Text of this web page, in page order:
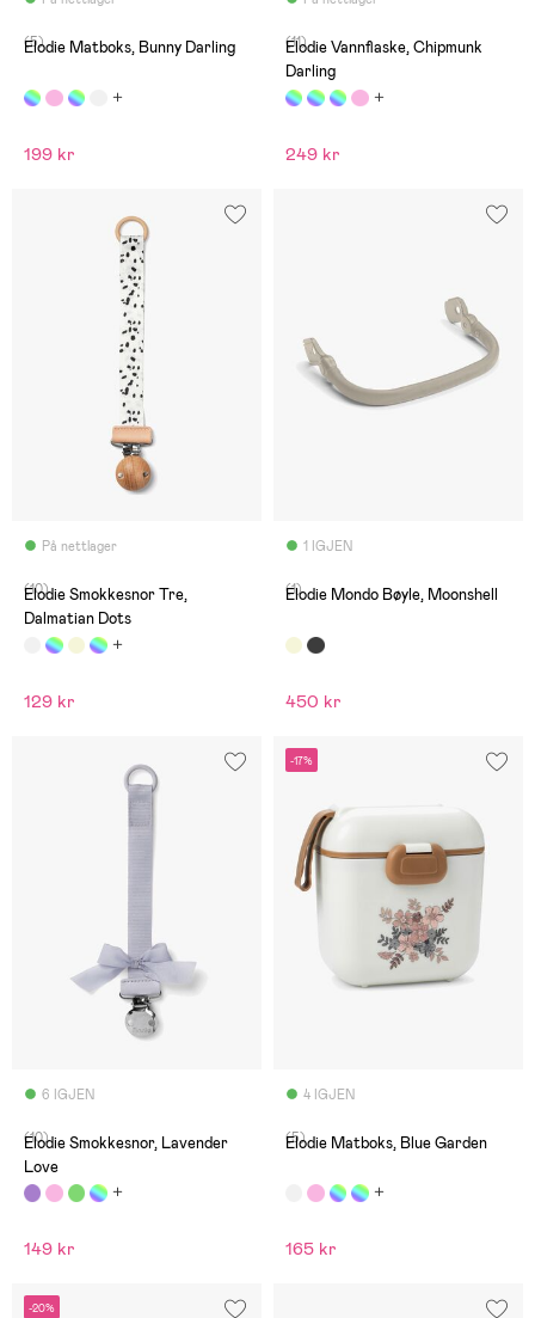
(5)
Elodie Matboks, Bunny Darling
199 kr
(11)
Elodie Vannflaske, Chipmunk
Darling
249 kr
På nettlager
(10)
Elodie Smokkesnor Tre,
Dalmatian Dots
129 kr
1 IGJEN
(1)
Elodie Mondo Bøyle, Moonshell
450 kr
6 IGJEN
(10)
Elodie Smokkesnor, Lavender
Love
149 kr
-17%
4 IGJEN
(5)
Elodie Matboks, Blue Garden
165 kr
-20%